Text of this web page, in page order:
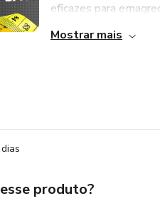
eficazes para
Mostrar mais
produto?